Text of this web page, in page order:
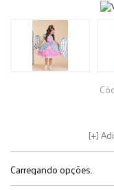
Carregando opções..